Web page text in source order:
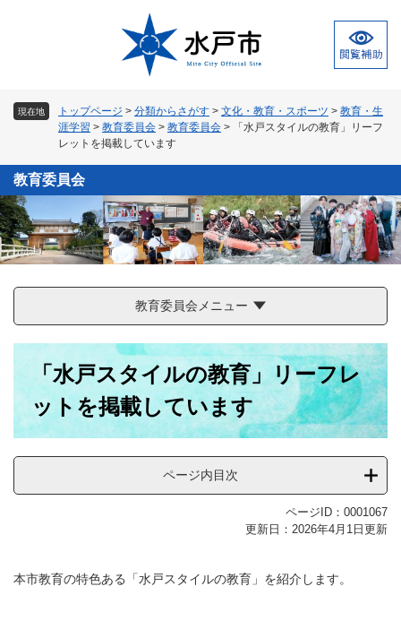
文
へ
現在地 トップページ > 分類からさがす > 文化・教育・スポーツ > 教育・生
涯学習 > 教育委員会 > 教育委員会 >
「水戸スタイルの教育」リーフ
レットを掲載しています
教育委員会
教育委員会メニュー
「水戸スタイルの教育」リーフレ
ットを掲載しています
ページ内目次
ページID：0001067
更新日：2026年4月1日更新
本市教育の特色ある「水戸スタイルの教育」を紹介します。